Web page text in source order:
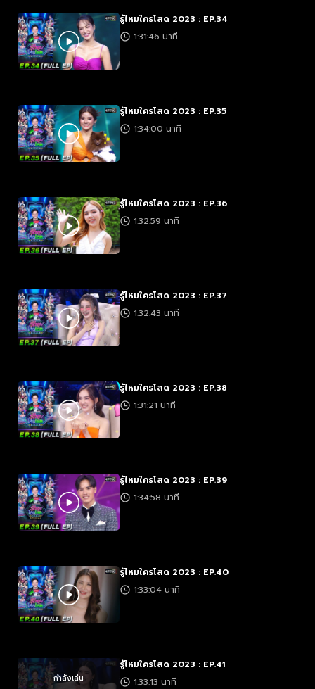
รู้ไหมใครโสด 2023 : EP.34
1:31:46 นาที
รู้ไหมใครโสด 2023 : EP.35
1:34:00 นาที
รู้ไหมใครโสด 2023 : EP.36
1:32:59 นาที
รู้ไหมใครโสด 2023 : EP.37
1:32:43 นาที
รู้ไหมใครโสด 2023 : EP.38
1:31:21 นาที
รู้ไหมใครโสด 2023 : EP.39
1:34:58 นาที
รู้ไหมใครโสด 2023 : EP.40
1:33:04 นาที
กำลังเล่น
รู้ไหมใครโสด 2023 : EP.41
1:33:13 นาที